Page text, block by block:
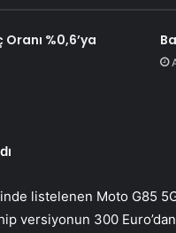
%0,6’ya
listelenen Moto G85
versiyonun 300 Euro’dan